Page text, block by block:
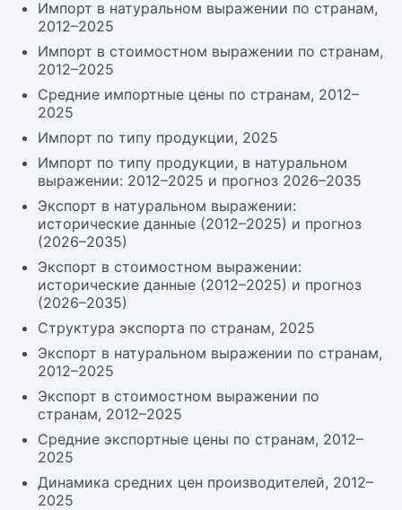
Импорт в натуральном выражении по странам,
2012–2025
Импорт в стоимостном выражении по странам,
2012–2025
Средние импортные цены по странам, 2012–
2025
Импорт по типу продукции, 2025
Импорт по типу продукции, в натуральном
выражении: 2012–2025 и прогноз 2026–2035
Экспорт в натуральном выражении:
исторические данные (2012–2025) и прогноз
(2026–2035)
Экспорт в стоимостном выражении:
исторические данные (2012–2025) и прогноз
(2026–2035)
Структура экспорта по странам, 2025
Экспорт в натуральном выражении по странам,
2012–2025
Экспорт в стоимостном выражении по
странам, 2012–2025
Средние экспортные цены по странам, 2012–
2025
Динамика средних цен производителей, 2012–
2025